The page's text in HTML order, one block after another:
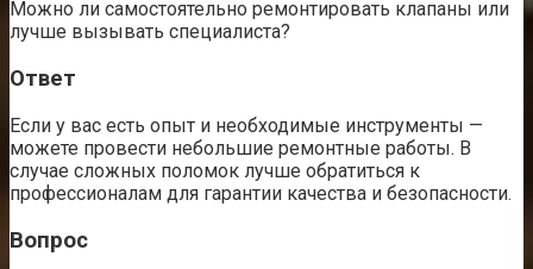
Можно ли самостоятельно ремонтировать клапаны или
лучше вызывать специалиста?
Ответ
Если у вас есть опыт и необходимые инструменты —
можете провести небольшие ремонтные работы. В
случае сложных поломок лучше обратиться к
профессионалам для гарантии качества и безопасности.
Вопрос